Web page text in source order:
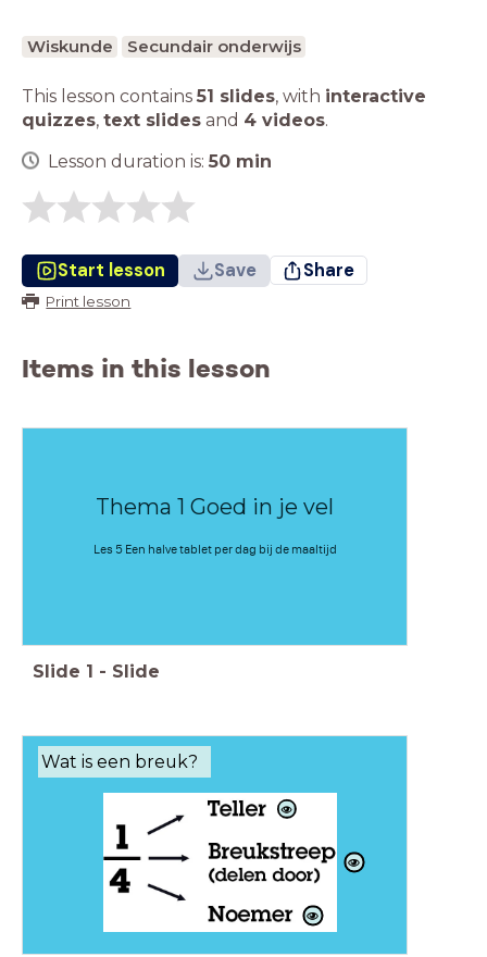
Wiskunde Secundair onderwijs
This lesson contains 51 slides, with interactive
quizzes, text slides and 4 videos.
Lesson duration is: 50 min
Start lesson Save Share
Print lesson
Items in this lesson
Thema 1 Goed in je vel
Les 5 Een halve tablet per dag bij de maaltijd
Slide 1 - Slide
Wat is een breuk?